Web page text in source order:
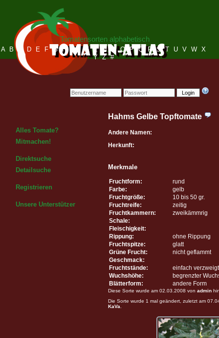
Login
Tomatensorten alphabetisch
A B C D E F G H I J K L M N O P Q R S T U V W X
Y Z #
Alles Tomate?
Mitmachen!
Direktsuche
Detailsuche
Registrieren
Unsere Unterstützer
Hahms Gelbe Topftomate
Andere Namen:
Herkunft:
Merkmale
Fruchtform:
rund
Farbe:
gelb
Fruchtgröße:
10 bis 50 gr.
Fruchtreife:
zeitig
Fruchtkammern:
zweikämmrig
Schale:
Fleischigkeit:
Rippung:
ohne Rippung
Fruchtspitze:
glatt
Grüne Frucht:
nicht geflammt
Geschmack:
Fruchtstände:
einfach verzweigt
Wuchshöhe:
begrenzter
Blätterform:
andere Form
Diese Sorte wurde am 02.03.2008 von admin
Die Sorte wurde 1 mal geändert, zuletzt am
KaVa